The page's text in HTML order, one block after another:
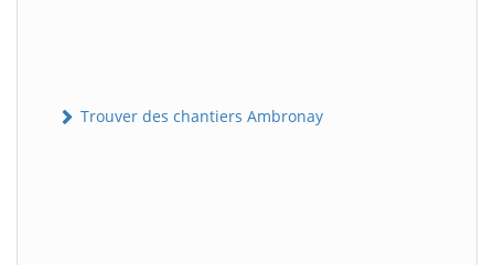
Trouver des chantiers Ambronay